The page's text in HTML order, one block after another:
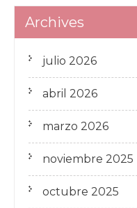
Archives
julio 2026
abril 2026
marzo 2026
noviembre 2025
octubre 2025